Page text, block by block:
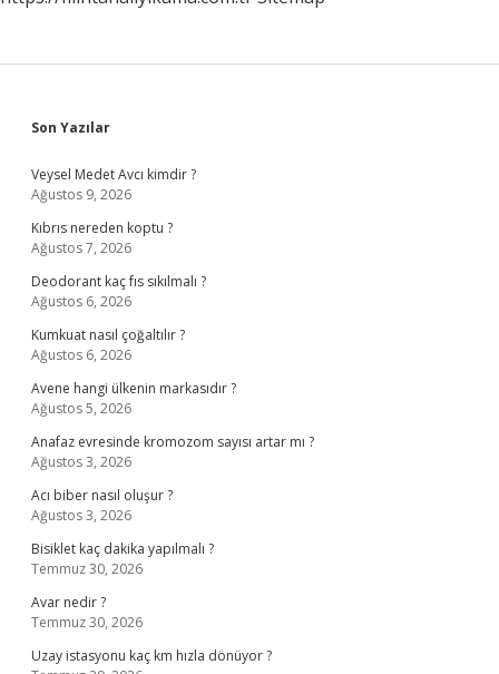
Sidebar
Son Yazılar
Veysel Medet Avcı kimdir ?
Ağustos 9, 2026
Kıbrıs nereden koptu ?
Ağustos 7, 2026
Deodorant kaç fıs sıkılmalı ?
Ağustos 6, 2026
Kumkuat nasıl çoğaltılır ?
Ağustos 6, 2026
Avene hangi ülkenin markasıdır ?
Ağustos 5, 2026
Anafaz evresinde kromozom sayısı artar mı ?
Ağustos 3, 2026
Acı biber nasıl oluşur ?
Ağustos 3, 2026
Bisiklet kaç dakika yapılmalı ?
Temmuz 30, 2026
Avar nedir ?
Temmuz 30, 2026
Uzay istasyonu kaç km hızla dönüyor ?